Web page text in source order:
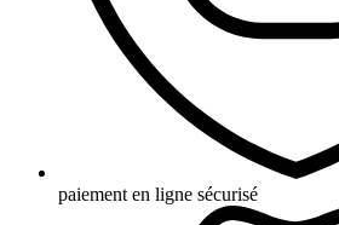
paiement en ligne sécurisé